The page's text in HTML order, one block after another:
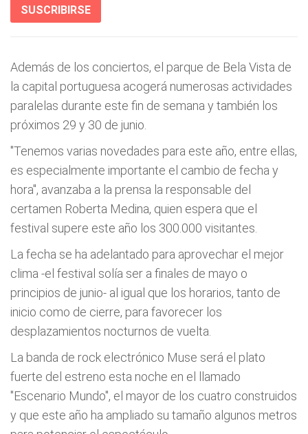
SUSCRIBIRSE
Además de los conciertos, el parque de Bela Vista de
la capital portuguesa acogerá numerosas actividades
paralelas durante este fin de semana y también los
próximos 29 y 30 de junio.
"Tenemos varias novedades para este año, entre ellas,
es especialmente importante el cambio de fecha y
hora", avanzaba a la prensa la responsable del
certamen Roberta Medina, quien espera que el
festival supere este año los 300.000 visitantes.
La fecha se ha adelantado para aprovechar el mejor
clima -el festival solía ser a finales de mayo o
principios de junio- al igual que los horarios, tanto de
inicio como de cierre, para favorecer los
desplazamientos nocturnos de vuelta.
La banda de rock electrónico Muse será el plato
fuerte del estreno esta noche en el llamado
"Escenario Mundo", el mayor de los cuatro construidos
y que este año ha ampliado su tamaño algunos metros